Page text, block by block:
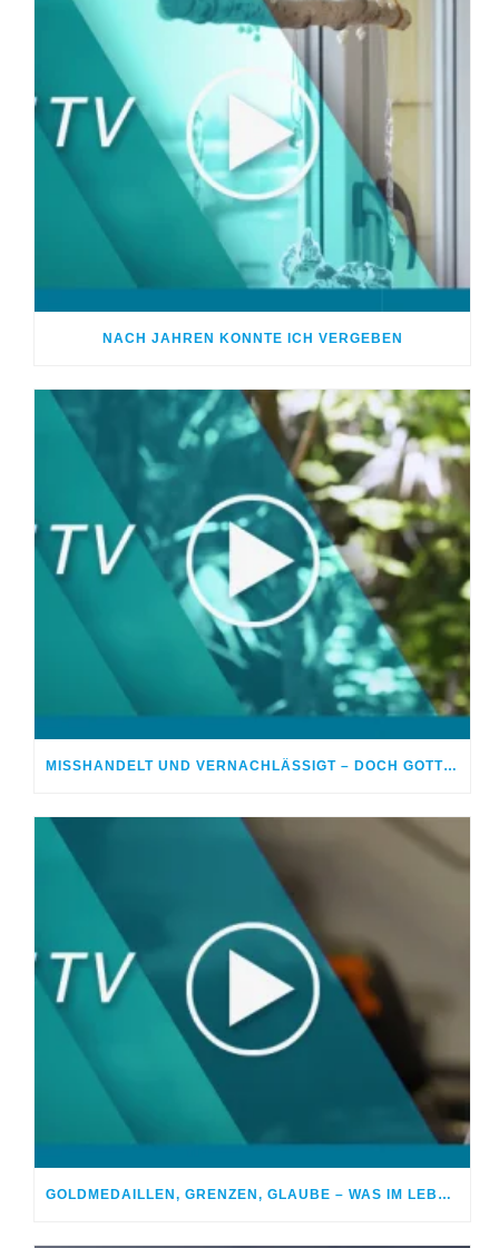
NACH JAHREN KONNTE ICH VERGEBEN
MISSHANDELT UND VERNACHLÄSSIGT – DOCH GOTT HEILTE MEINE WUNDEN
GOLDMEDAILLEN, GRENZEN, GLAUBE – WAS IM LEBEN WIRKLICH ZÄHLT